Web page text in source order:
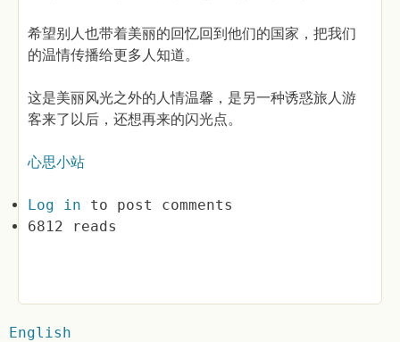
希望别人也带着美丽的回忆回到他们的国家，把我们
的温情传播给更多人知道。
这是美丽风光之外的人情温馨，是另一种诱惑旅人游
客来了以后，还想再来的闪光点。
心思小站
Log in to post comments
6812 reads
English